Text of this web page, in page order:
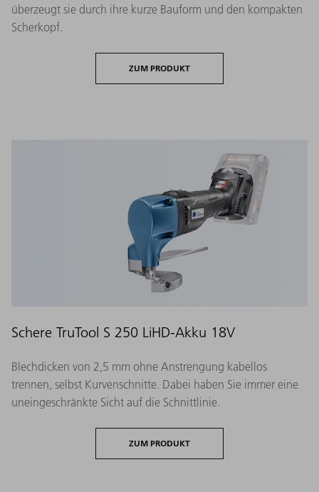
überzeugt sie durch ihre kurze Bauform und den kompakten
Scherkopf.
ZUM PRODUKT
Schere TruTool S 250 LiHD-Akku 18V
Blechdicken von 2,5 mm ohne Anstrengung kabellos
trennen, selbst Kurvenschnitte. Dabei haben Sie immer eine
uneingeschränkte Sicht auf die Schnittlinie.
ZUM PRODUKT